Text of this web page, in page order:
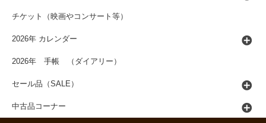
チケット（映画やコンサート等）
2026年 カレンダー
2026年 手帳 （ダイアリー）
セール品（SALE）
中古品コーナー